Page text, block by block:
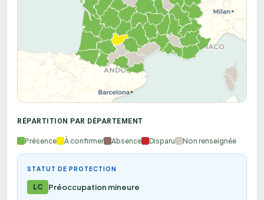
RÉPARTITION PAR DÉPARTEMENT
Présence À confirmer Absence Disparu Non renseignée
STATUT DE PROTECTION
LC Préoccupation mineure